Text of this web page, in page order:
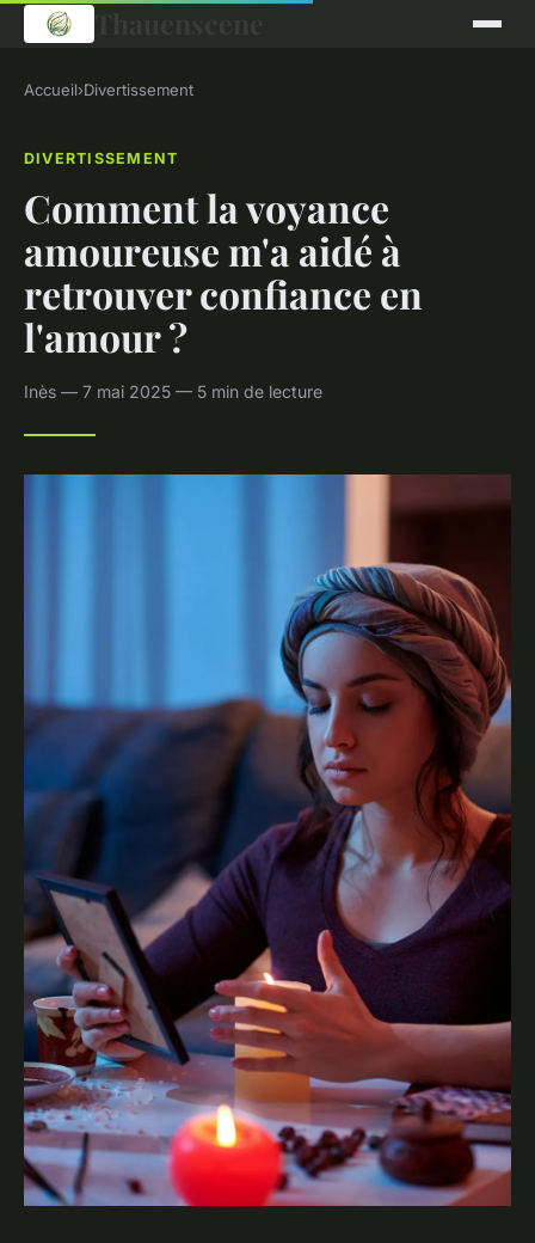
Accueil›Divertissement
DIVERTISSEMENT
Comment la voyance
amoureuse m'a aidé à
retrouver confiance en
l'amour ?
Inès — 7 mai 2025 — 5 min de lecture